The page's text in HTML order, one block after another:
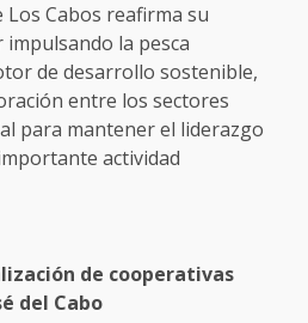
Los Cabos reafirma su
la pesca
de desarrollo sostenible,
entre los sectores
para mantener el liderazgo
actividad
de cooperativas
del Cabo